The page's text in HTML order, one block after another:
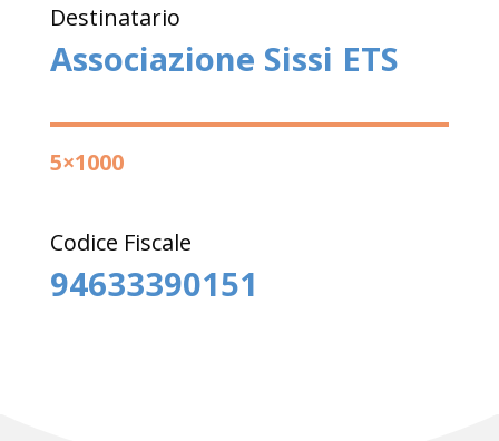
Destinatario
Associazione Sissi ETS
5×1000
Codice Fiscale
94633390151